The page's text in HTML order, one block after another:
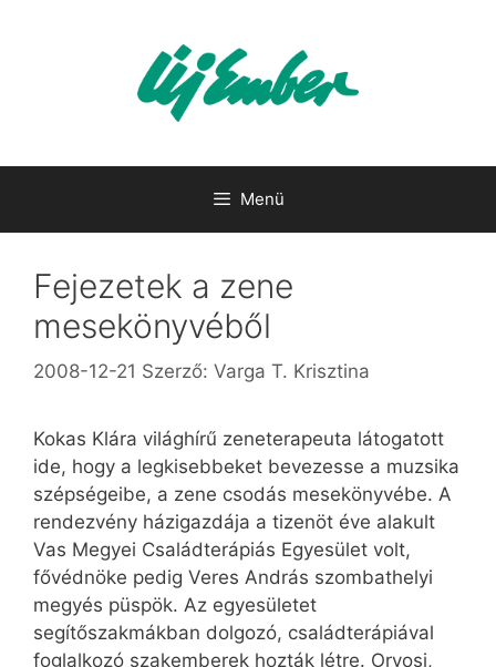
Menü
Fejezetek a zene
mesekönyvéből
2008-12-21 Szerző: Varga T. Krisztina
Kokas Klára világhírű zeneterapeuta látogatott
ide, hogy a legkisebbeket bevezesse a muzsika
szépségeibe, a zene csodás mesekönyvébe. A
rendezvény házigazdája a tizenöt éve alakult
Vas Megyei Családterápiás Egyesület volt,
fővédnöke pedig Veres András szombathelyi
megyés püspök. Az egyesületet
segítőszakmákban dolgozó, családterápiával
foglalkozó szakemberek hozták létre. Orvosi,